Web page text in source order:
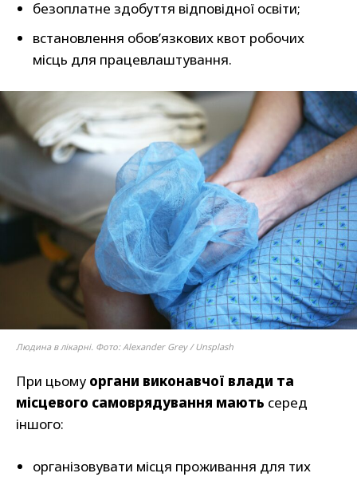
безоплатне здобуття відповідної освіти;
встановлення обов’язкових квот робочих
місць для працевлаштування.
Людина в лікарні. Фото: Alexander Grey / Unsplash
При цьому органи виконавчої влади та
місцевого самоврядування мають серед
іншого:
організовувати місця проживання для тих